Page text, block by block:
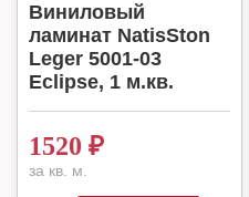
Виниловый
ламинат NatisSton
Leger 5001-03
Eclipse, 1 м.кв.
1520 ₽
за кв. м.